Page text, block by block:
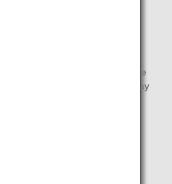
(10 digits) is not valid at the
not be accrued or accrual may